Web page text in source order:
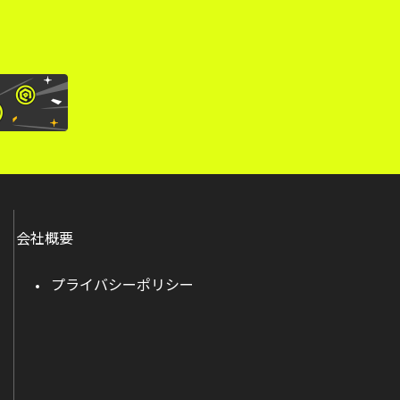
会社概要
プライバシーポリシー